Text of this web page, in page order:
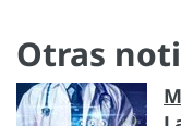
Otras